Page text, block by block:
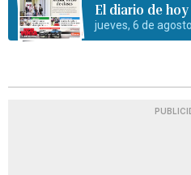
El diario de hoy
jueves, 6 de